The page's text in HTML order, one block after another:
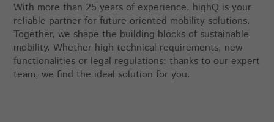
With more than 25 years of experience, highQ is your
reliable partner for future-oriented mobility solutions.
Together, we shape the building blocks of sustainable
mobility. Whether high technical requirements, new
functionalities or legal regulations: thanks to our expert
team, we find the ideal solution for you.